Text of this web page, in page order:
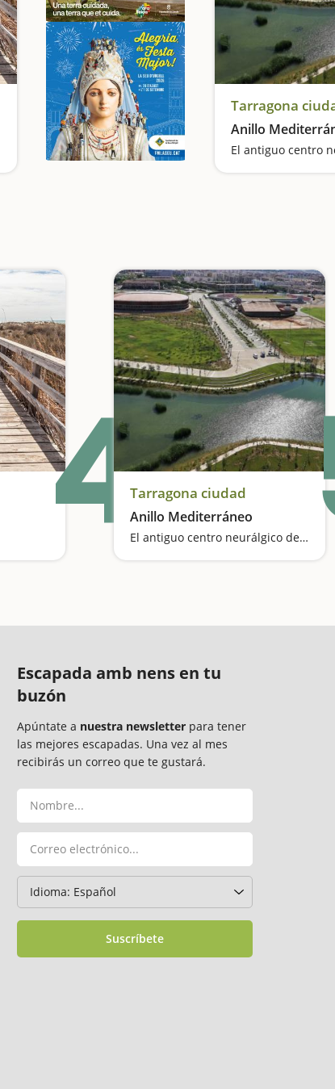
Tarragona
Anillo
4Tarragona ciudad
Anillo Mediterráneo
El antiguo centro neurálgico de los Juegos Mediterráneos
Escapada amb nens en tu
buzón
Apúntate a nuestra newsletter para tener
las mejores escapadas. Una vez al mes
recibirás un correo que te gustará.
Suscríbete